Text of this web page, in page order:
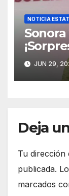
NOTICIA
rumbo
entra
JUN 29,
Deja
Tu
publicada.
marcados